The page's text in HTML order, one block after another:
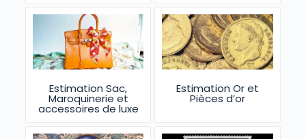
Estimation Sac,
Maroquinerie et
accessoires de luxe
Estimation Or et
Pièces d’or